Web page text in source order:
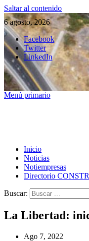
Saltar al contenido
6 agosto, 2026
Facebook
Twitter
LinkedIn
Menú primario
Inicio
Noticias
Notiempresas
Directorio
Buscar:
La Libertad:
Ago 7, 2022